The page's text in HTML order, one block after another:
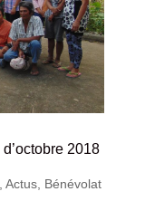
2018
Actus, Bénévolat